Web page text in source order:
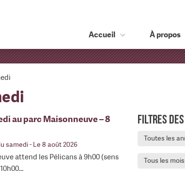
Accueil À propos
Filtres
Toutes les
Tous les mois
au parc Maisonneuve – 8
samedi- Le 8 août 2026
attend les Pélicans à 9h00 (sens